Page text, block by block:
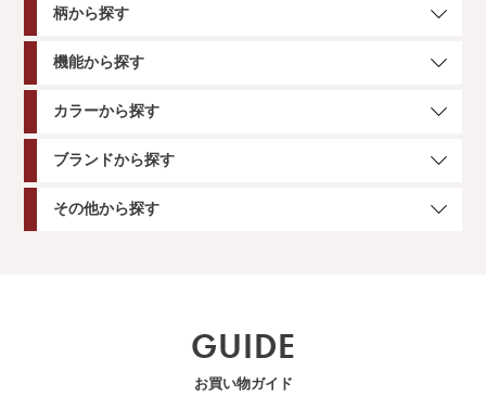
柄から探す
機能から探す
カラーから探す
ブランドから探す
その他から探す
GUIDE
お買い物ガイド